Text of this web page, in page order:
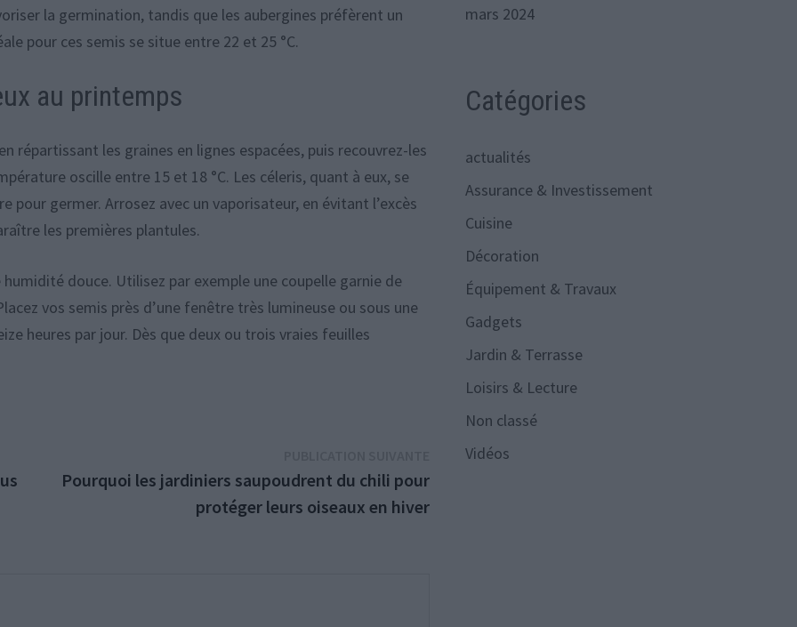
la germination, tandis que les aubergines préfèrent un
pour ces semis se situe entre 22 et 25 °C.
au printemps
répartissant les graines en lignes espacées, puis recouvrez-les
oscille entre 15 et 18 °C. Les céleris, quant à eux, se
germer. Arrosez avec un vaporisateur, en évitant l’excès
les premières plantules.
douce. Utilisez par exemple une coupelle garnie de
vos semis près d’une fenêtre très lumineuse ou sous une
heures par jour. Dès que deux ou trois vraies feuilles
Publication
suivante :
Pourquoi les jardiniers saupoudrent du chili pour
protéger leurs oiseaux en hiver
mars 2024
Catégories
actualités
Assurance & Investissement
Cuisine
Décoration
Équipement & Travaux
Gadgets
Jardin & Terrasse
Loisirs & Lecture
Non classé
Vidéos